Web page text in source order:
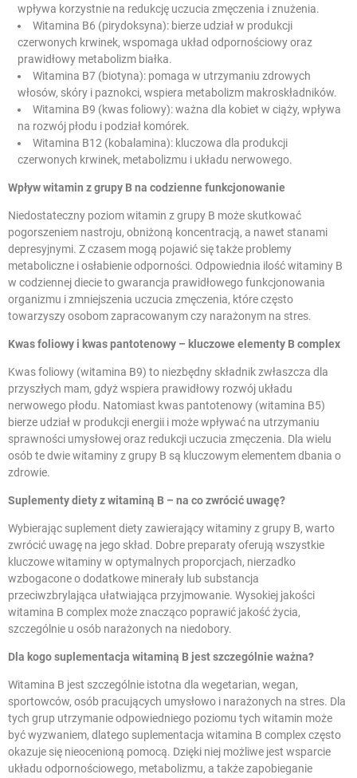
wpływa korzystnie na redukcję uczucia zmęczenia i znużenia.
Witamina B6 (pirydoksyna): bierze udział w produkcji
czerwonych krwinek, wspomaga układ odpornościowy oraz
prawidłowy metabolizm białka.
Witamina B7 (biotyna): pomaga w utrzymaniu zdrowych
włosów, skóry i paznokci, wspiera metabolizm makroskładników.
Witamina B9 (kwas foliowy): ważna dla kobiet w ciąży, wpływa
na rozwój płodu i podział komórek.
Witamina B12 (kobalamina): kluczowa dla produkcji
czerwonych krwinek, metabolizmu i układu nerwowego.
Wpływ witamin z grupy B na codzienne funkcjonowanie
Niedostateczny poziom witamin z grupy B może skutkować
pogorszeniem nastroju, obniżoną koncentracją, a nawet stanami
depresyjnymi. Z czasem mogą pojawić się także problemy
metaboliczne i osłabienie odporności. Odpowiednia ilość witaminy B
w codziennej diecie to gwarancja prawidłowego funkcjonowania
organizmu i zmniejszenia uczucia zmęczenia, które często
towarzyszy osobom zapracowanym czy narażonym na stres.
Kwas foliowy i kwas pantotenowy – kluczowe elementy B complex
Kwas foliowy (witamina B9) to niezbędny składnik zwłaszcza dla
przyszłych mam, gdyż wspiera prawidłowy rozwój układu
nerwowego płodu. Natomiast kwas pantotenowy (witamina B5)
bierze udział w produkcji energii i może wpływać na utrzymaniu
sprawności umysłowej oraz redukcji uczucia zmęczenia. Dla wielu
osób te dwie witaminy z grupy B są kluczowym elementem dbania o
zdrowie.
Suplementy diety z witaminą B – na co zwrócić uwagę?
Wybierając suplement diety zawierający witaminy z grupy B, warto
zwrócić uwagę na jego skład. Dobre preparaty oferują wszystkie
kluczowe witaminy w optymalnych proporcjach, nierzadko
wzbogacone o dodatkowe minerały lub substancja
przeciwzbrylająca ułatwiająca przyjmowanie. Wysokiej jakości
witamina B complex może znacząco poprawić jakość życia,
szczególnie u osób narażonych na niedobory.
Dla kogo suplementacja witaminą B jest szczególnie ważna?
Witamina B jest szczególnie istotna dla wegetarian, wegan,
sportowców, osób pracujących umysłowo i narażonych na stres. Dla
tych grup utrzymanie odpowiedniego poziomu tych witamin może
być wyzwaniem, dlatego suplementacja witamina B complex często
okazuje się nieocenioną pomocą. Dzięki niej możliwe jest wsparcie
układu odpornościowego, metabolizmu, a także zapobieganie